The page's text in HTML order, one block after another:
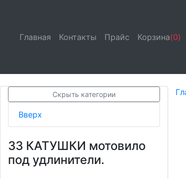
Главная (current)
Контакты (current)
Прайс (current)
Корзина(0)
Скрыть категории
Вверх
33 КАТУШКИ мотовило
под удлинители.